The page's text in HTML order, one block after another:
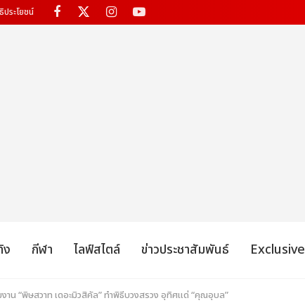
ประโยชน์
ง กีฬา ไลฟ์สไตล์ ข่าวประชาสัมพันธ์ Exclusive
น “พิษสวาท เดอะมิวสิคัล” ทำพิธีบวงสรวง อุทิศแด่ “คุณอุบล”